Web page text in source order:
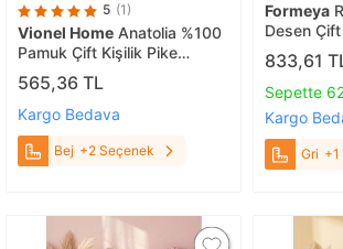
5 (1)
Vionel Home Anatolia %100
Pamuk Çift Kişilik Pike
200x230 Cm, Yazlık,
Yumuşak Yatak Örtüsü, Çok
Amaçlı Pike Bej
565,36 TL
Kargo Bedava
Bej +2 Seçenek
Formeya
Desen
Örtüsü
Cm Gri
833,61
Sepette
Kargo
Gri